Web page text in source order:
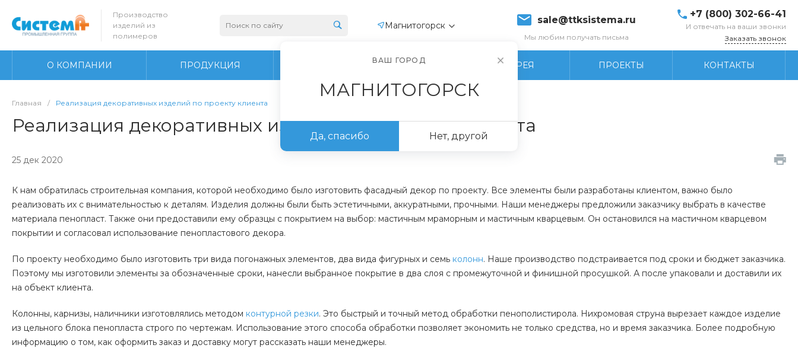
Производство
изделий из
полимеров
Магнитогорск sale@ttksistema.ru
Мы любим получать письма
+7 (800) 302-66-41
И отвечать на ваши звонки
Заказать звонок
О КОМПАНИИ ПРОДУКЦИЯ ПРОИЗВОДСТВО ФОТОГАЛЕРЕЯ ПРОЕКТЫ КОНТАКТЫ
Главная / Реализация декоративных изделий по проекту клиента
Реализация декоративных изделий по проекту клиента
25 дек 2020
К нам обратилась строительная компания, которой необходимо было изготовить фасадный декор по проекту. Все элементы были разработаны клиентом, важно было
реализовать их с внимательностью к деталям. Изделия должны были быть эстетичными, аккуратными, прочными. Наши менеджеры предложили заказчику выбрать в качестве
материала пенопласт. Также они предоставили ему образцы с покрытием на выбор: мастичным мраморным и мастичным кварцевым. Он остановился на мастичном кварцевом
покрытии и согласовал использование пенопластового декора.
По проекту необходимо было изготовить три вида погонажных элементов, два вида фигурных и семь колонн. Наше производство подстраивается под сроки и бюджет заказчика.
Поэтому мы изготовили элементы за обозначенные сроки, нанесли выбранное покрытие в два слоя с промежуточной и финишной просушкой. А после упаковали и доставили их
на объект клиента.
Колонны, карнизы, наличники изготовлялись методом контурной резки. Это быстрый и точный метод обработки пенополистирола. Нихромовая струна вырезает каждое изделие
из цельного блока пенопласта строго по чертежам. Использование этого способа обработки позволяет экономить не только средства, но и время заказчика. Более подробную
информацию о том, как оформить заказ и доставку могут рассказать наши менеджеры.
ВАШ ГОРОД
МАГНИТОГОРСК
Да, спасибо Нет, другой